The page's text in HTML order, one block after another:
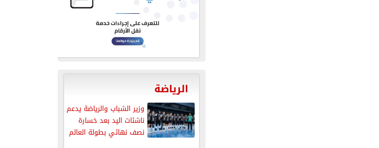
الرياضة
وزير الشباب والرياضة يدعم
ناشئات اليد بعد خسارة
نصف نهائي بطولة العالم